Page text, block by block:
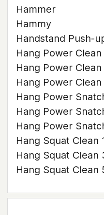
Hammer
Hammy
Handstand Push-
Hang Power Clean
Hang Power Clean
Hang Power Clean
Hang Power
Hang Power
Hang Power
Hang Squat Clean
Hang Squat Clean
Hang Squat Clean